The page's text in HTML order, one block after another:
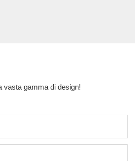
vasta gamma di design!